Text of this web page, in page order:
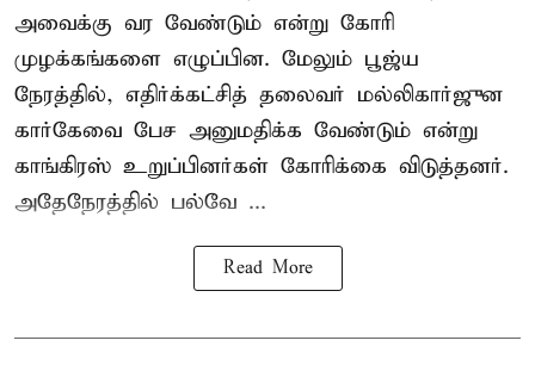
அவைக்கு வர வேண்டும் என்று கோரி
முழக்கங்களை எழுப்பின. மேலும் பூஜ்ய
நேரத்தில், எதிர்க்கட்சித் தலைவர் மல்லிகார்ஜுன
கார்கேவை பேச அனுமதிக்க வேண்டும் என்று
காங்கிரஸ் உறுப்பினர்கள் கோரிக்கை விடுத்தனர்.
அதேநேரத்தில் பல்வே ...
Read More